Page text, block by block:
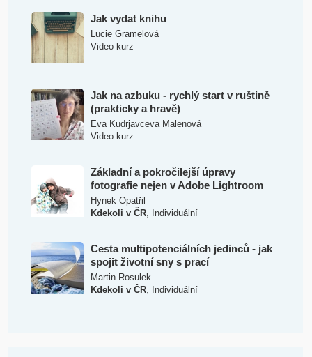
Jak vydat knihu
Lucie Gramelová
Video kurz
Jak na azbuku - rychlý start v ruštině
(prakticky a hravě)
Eva Kudrjavceva Malenová
Video kurz
Základní a pokročilejší úpravy
fotografie nejen v Adobe Lightroom
Hynek Opatřil
Kdekoli v ČR, Individuální
Cesta multipotenciálních jedinců - jak
spojit životní sny s prací
Martin Rosulek
Kdekoli v ČR, Individuální